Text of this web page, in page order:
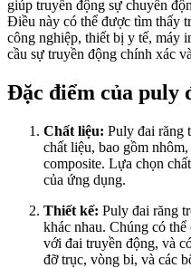
giúp truyền động sự chuyển
Điều này có thể được tìm thấy
công nghiệp, thiết bị y tế, máy
cầu sự truyền động chính xác
Đặc điểm của puly
Chất liệu: Puly đai răng
chất liệu, bao gồm
composite. Lựa chọn
của ứng dụng.
Thiết kế: Puly đai răng
khác nhau. Chúng có
với đai truyền động, và
đỡ trục, vòng bi, và các